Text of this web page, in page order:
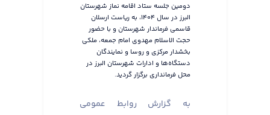
دومین جلسه ستاد اقامه نماز شهرستان
البرز در سال ۱۴۰۴، به ریاست ارسلان
قاسمی فرماندار شهرستان و با حضور
حجت الاسلام مهدوی امام جمعه، ملکی
بخشدار مرکزی و روسا و نمایندگان
دستگاه‌ها و ادارات شهرستان البرز در
محل فرمانداری برگزار گردید.
به گزارش روابط عمومی